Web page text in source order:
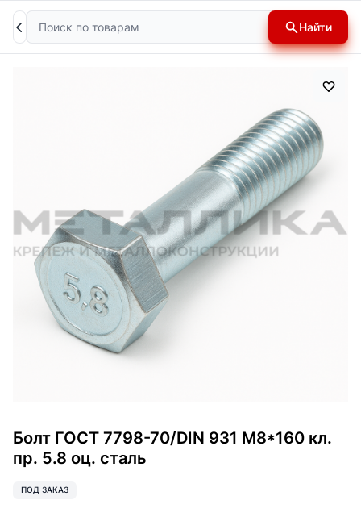
Поиск Найти
Болт ГОСТ 7798-70/DIN 931 М8*160 кл.
пр. 5.8 оц. сталь
ПОД ЗАКАЗ